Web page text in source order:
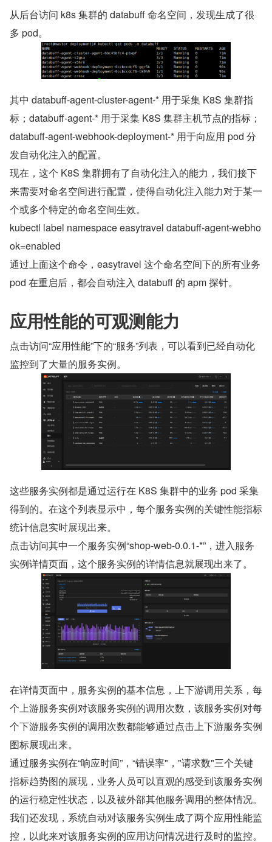
从后台访问 k8s 集群的 databuff 命名空间，发现生成了很
多 pod。
其中 databuff-agent-cluster-agent-* 用于采集 K8S 集群指
标；databuff-agent-* 用于采集 K8S 集群主机节点的指标；
databuff-agent-webhook-deployment-* 用于向应用 pod 分
发自动化注入的配置。
现在，这个 K8S 集群拥有了自动化注入的能力，我们接下
来需要对命名空间进行配置，使得自动化注入能力对于某一
个或多个特定的命名空间生效。
kubectl label namespace easytravel databuff-agent-webho
ok=enabled
通过上面这个命令，easytravel 这个命名空间下的所有业务
pod 在重启后，都会自动注入 databuff 的 apm 探针。
应用性能的可观测能力
点击访问“应用性能”下的“服务”列表，可以看到已经自动化
监控到了大量的服务实例。
这些服务实例都是通过运行在 K8S 集群中的业务 pod 采集
得到的。在这个列表显示中，每个服务实例的关键性能指标
统计信息实时展现出来。
点击访问其中一个服务实例“shop-web-0.0.1-*”，进入服务
实例详情页面，这个服务实例的详情信息就展现出来了。
在详情页面中，服务实例的基本信息，上下游调用关系，每
个上游服务实例对该服务实例的调用次数，该服务实例对每
个下游服务实例的调用次数都能够通过点击上下游服务实例
图标展现出来。
通过服务实例在“响应时间”，“错误率"，"请求数"三个关键
指标趋势图的展现，业务人员可以直观的感受到该服务实例
的运行稳定性状态，以及被外部其他服务调用的整体情况。
我们还发现，系统自动对该服务实例生成了两个应用性能监
控，以此来对该服务实例的应用访问情况进行及时的监控。